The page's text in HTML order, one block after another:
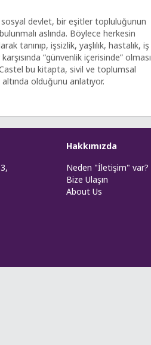
devlet, bir eşitler topluluğunun
aslında. Böylece herkesin
tanınıp, işsizlik, yaşlılık, hastalık, iş
“günvenlik içerisinde” olması
bu kitapta, sivil ve toplumsal
olduğunu anlatıyor.
Hakkımızda
Neden "İletişim" var?
Bize Ulaşın
About Us